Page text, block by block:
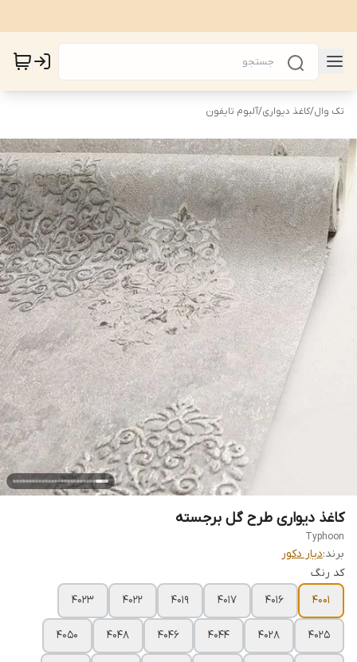
تک وال/کاغذ دیواری/آلبوم تایفون
کاغذ دیواری طرح گل برجسته
Typhoon
برند:دیار دکور
کد رنگ
4001
4016
4017
4019
4022
4023
4025
4028
4044
4046
4048
4050